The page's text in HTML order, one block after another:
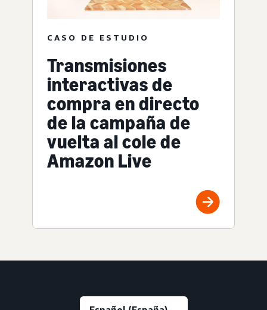
CASO DE ESTUDIO
Transmisiones
interactivas de
compra en directo
de la campaña de
vuelta al cole de
Amazon Live